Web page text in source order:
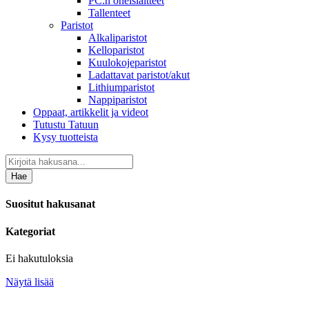
Tallenteet
Paristot
Alkaliparistot
Kelloparistot
Kuulokojeparistot
Ladattavat paristot/akut
Lithiumparistot
Nappiparistot
Oppaat, artikkelit ja videot
Tutustu Tatuun
Kysy tuotteista
Hae
Suositut hakusanat
Kategoriat
Ei hakutuloksia
Näytä lisää